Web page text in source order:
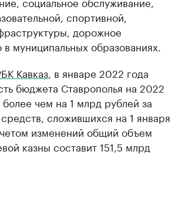
спортивной,
дорожное
в муниципальных образованиях.
Кавказ , в январе 2022 года
бюджета Ставрополья на 2022
более чем на 1 млрд рублей за
сложившихся на 1 января
изменений общий объем
казны составит 151,5 млрд